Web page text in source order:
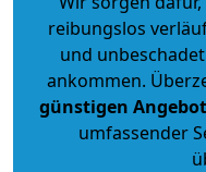
reibungslos
und
ankommen.
günstigen
umfassender